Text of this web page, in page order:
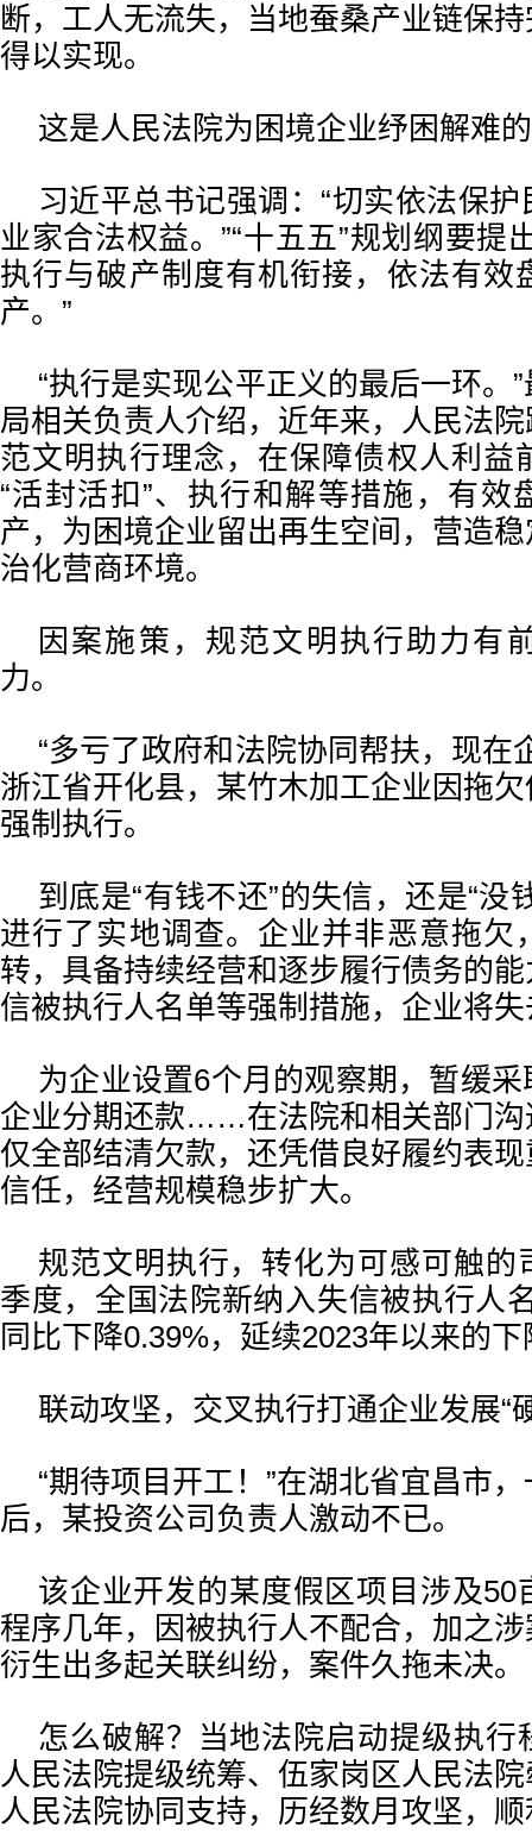
断，工人无流失，当地蚕桑产业链保
得以实现。
这是人民法院为困境企业纾困解难
习近平总书记强调：“切实依法保
业家合法权益。”“十五五”规划纲要提
执行与破产制度有机衔接，依法有效
产。”
“执行是实现公平正义的最后一环。
局相关负责人介绍，近年来，人民法
范文明执行理念，在保障债权人利益
“活封活扣”、执行和解等措施，有效
产，为困境企业留出再生空间，营造
治化营商环境。
因案施策，规范文明执行助力有
力。
“多亏了政府和法院协同帮扶，现在
浙江省开化县，某竹木加工企业因拖
强制执行。
到底是“有钱不还”的失信，还是“没
进行了实地调查。企业并非恶意拖欠
转，具备持续经营和逐步履行债务的
信被执行人名单等强制措施，企业将
为企业设置6个月的观察期，暂缓
企业分期还款……在法院和相关部门沟
仅全部结清欠款，还凭借良好履约表
信任，经营规模稳步扩大。
规范文明执行，转化为可感可触的
季度，全国法院新纳入失信被执行人
同比下降0.39%，延续2023年以来的
联动攻坚，交叉执行打通企业发展“
“期待项目开工！”在湖北省宜昌市
后，某投资公司负责人激动不已。
该企业开发的某度假区项目涉及50
程序几年，因被执行人不配合，加之
衍生出多起关联纠纷，案件久拖未决。
怎么破解？当地法院启动提级执行
人民法院提级统筹、伍家岗区人民法
人民法院协同支持，历经数月攻坚，